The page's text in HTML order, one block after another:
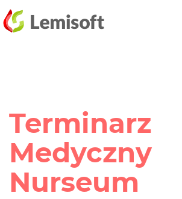
Terminarz
Medyczny
Nurseum